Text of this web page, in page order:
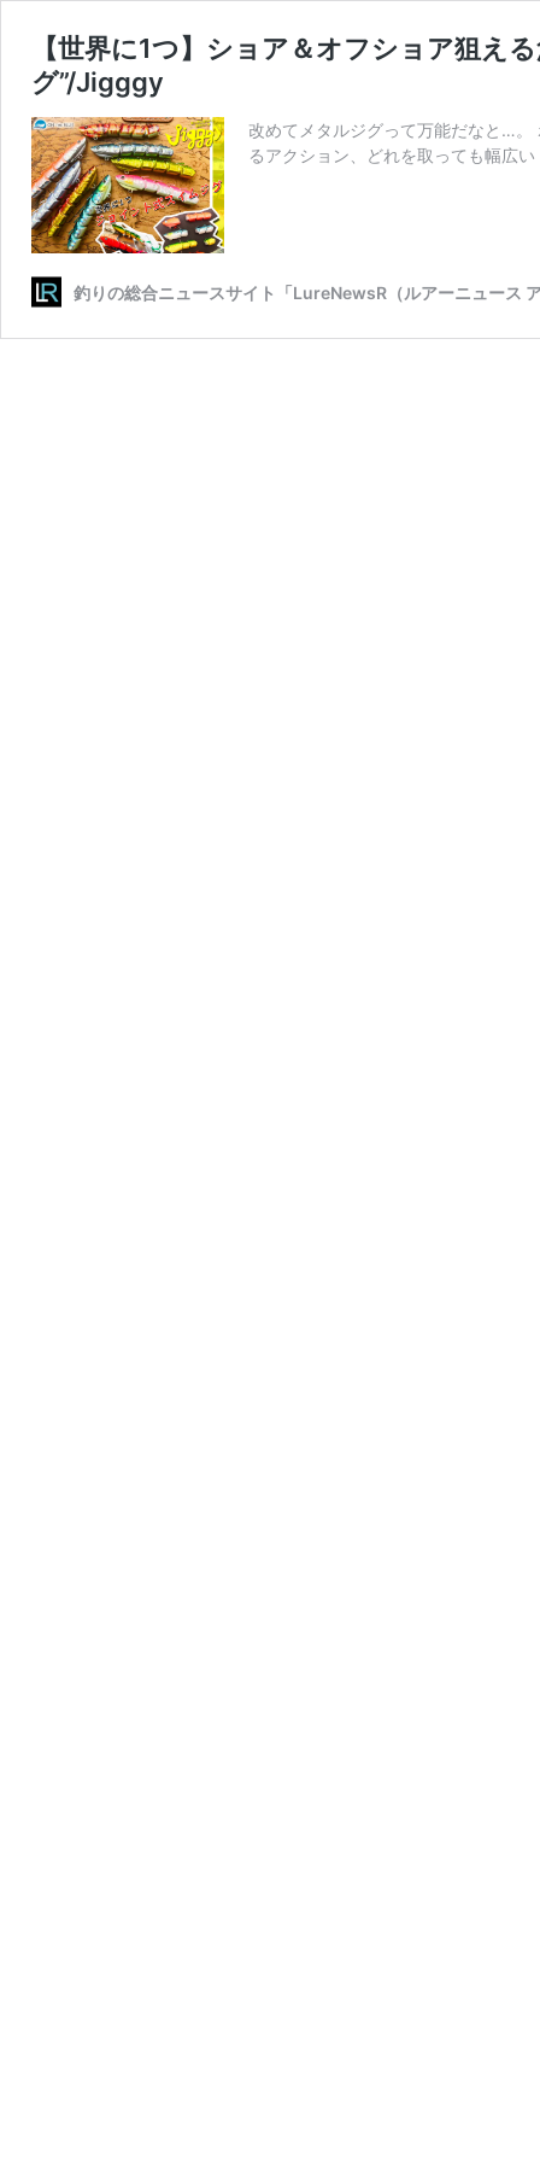
【世界に1つ】ショア＆オフショア狙え
グ”/Jigggy
改めてメタルジグって万能だなと…
るアクション、どれを取っても幅広
釣りの総合ニュースサイト「LureNewsR（ルアーニュース